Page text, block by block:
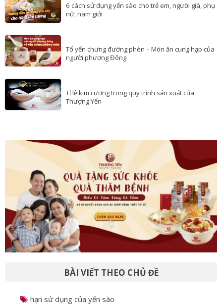
6 cách sử dụng yến sào cho trẻ em, người già, phụ
nữ, nam giới
Tổ yến chưng đường phèn – Món ăn cung hạp của
người phương Đông
Tỉ lệ kim cương trong quy trình sản xuất của
Thượng Yến
BÀI VIẾT THEO CHỦ ĐỀ
hạn sử dụng của yến sào